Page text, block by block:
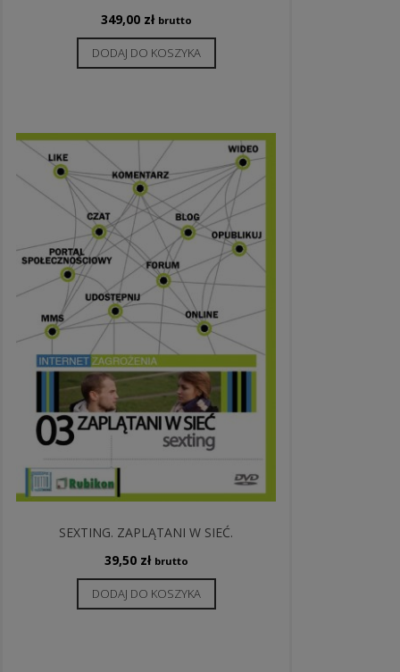
349,00 zł brutto
DODAJ DO KOSZYKA
SEXTING. ZAPLĄTANI W SIEĆ.
39,50 zł brutto
DODAJ DO KOSZYKA